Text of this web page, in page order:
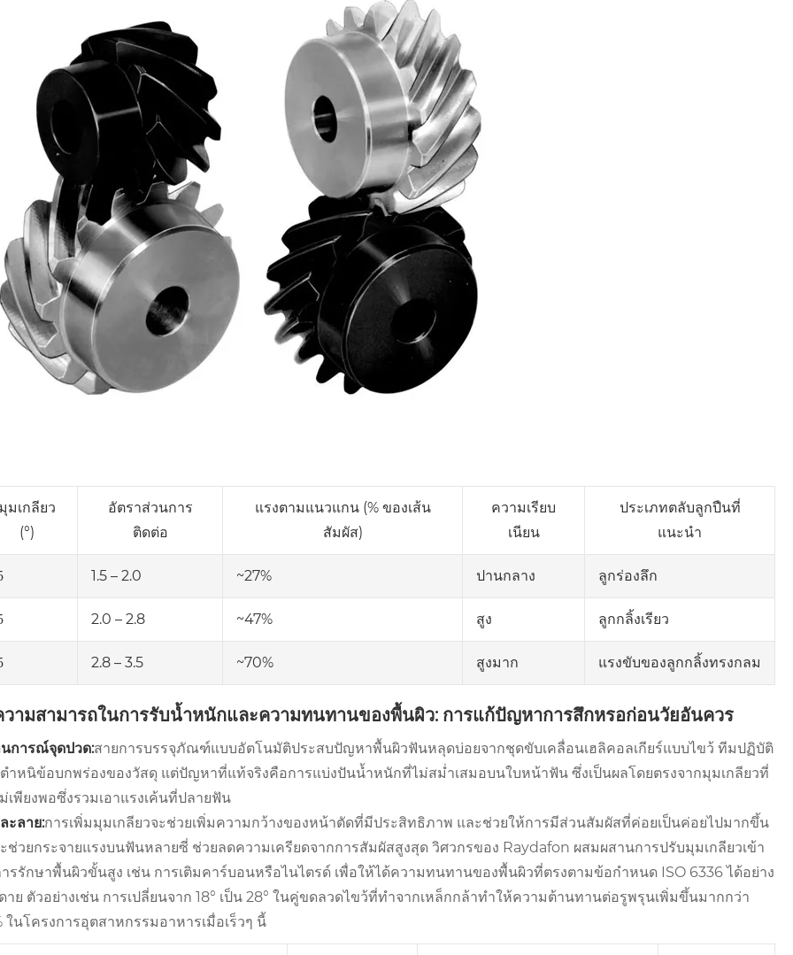
มุมเกลียว
(°)
อัตราส่วนการ
ติดต่อ
แรงตามแนวแกน (% ของเส้น
สัมผัส)
ความเรียบ
เนียน
ประเภทตลับลูกปืนที่
แนะนำ
1.5 – 2.0 ~27% ปานกลาง ลูกร่องลึก
2.0 – 2.8 ~47% สูง ลูกกลิ้งเรียว
2.8 – 3.5 ~70% สูงมาก แรงขับของลูกกลิ้งทรงกลม
วามสามารถในการรับน้ำหนักและความทนทานของพื้นผิว: การแก้ปัญหาการสึกหรอก่อนวัยอันควร
การณ์จุดปวด:สายการบรรจุภัณฑ์แบบอัตโนมัติประสบปัญหาพื้นผิวฟันหลุดบ่อยจากชุดขับเคลื่อนเฮลิคอลเกียร์แบบไขว้ ทีมปฏิบัติ
ำหนิข้อบกพร่องของวัสดุ แต่ปัญหาที่แท้จริงคือการแบ่งปันน้ำหนักที่ไม่สม่ำเสมอบนใบหน้าฟัน ซึ่งเป็นผลโดยตรงจากมุมเกลียวที่
เพียงพอซึ่งรวมเอาแรงเค้นที่ปลายฟัน
ะลาย:การเพิ่มมุมเกลียวจะช่วยเพิ่มความกว้างของหน้าตัดที่มีประสิทธิภาพ และช่วยให้การมีส่วนสัมผัสที่ค่อยเป็นค่อยไปมากขึ้น
ช่วยกระจายแรงบนฟันหลายซี่ ช่วยลดความเครียดจากการสัมผัสสูงสุด วิศวกรของ Raydafon ผสมผสานการปรับมุมเกลียวเข้า
รรักษาพื้นผิวขั้นสูง เช่น การเติมคาร์บอนหรือไนไตรด์ เพื่อให้ได้ความทนทานของพื้นผิวที่ตรงตามข้อกำหนด ISO 6336 ได้อย่าง
าย ตัวอย่างเช่น การเปลี่ยนจาก 18° เป็น 28° ในคู่ขดลวดไขว้ที่ทำจากเหล็กกล้าทำให้ความต้านทานต่อรูพรุนเพิ่มขึ้นมากกว่า
ในโครงการอุตสาหกรรมอาหารเมื่อเร็วๆ นี้